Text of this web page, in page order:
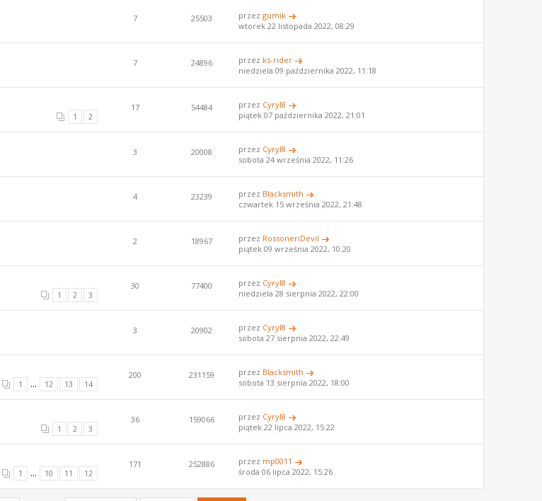
7 25503 przezgumik
wtorek 22 listopada 2022, 08:29
7 24896 przez ks-rider
niedziela 09 października 2022, 11:18
1 2
17 54484 przez Cyryl8
piątek 07 października 2022, 21:01
3 20008 przez Cyryl8
sobota 24 września 2022, 11:26
4 23239 przez Blacksmith
czwartek 15 września 2022, 21:48
2 18967 przez RossoneriDevil
piątek 09 września 2022, 10:20
1 2 3
30 77400 przez Cyryl8
niedziela 28 sierpnia 2022, 22:00
3 20902 przez Cyryl8
sobota 27 sierpnia 2022, 22:49
1 ... 12 13 14
200 231159 przez Blacksmith
sobota 13 sierpnia 2022, 18:00
1 2 3
36 159066 przez Cyryl8
piątek 22 lipca 2022, 15:22
1 ... 10 11 12
171 252886 przez mp0011
środa 06 lipca 2022, 15:26